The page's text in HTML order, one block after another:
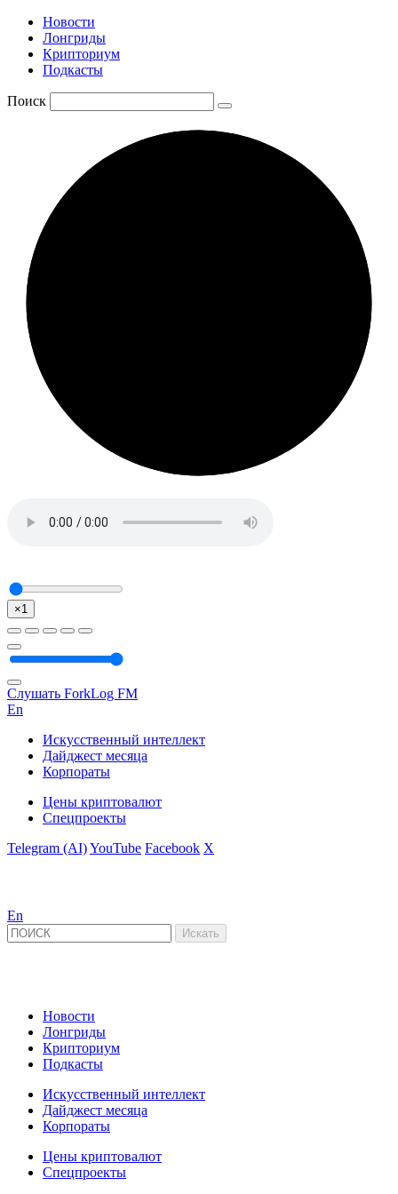
Новости
Лонгриды
Крипториум
Подкасты
Поиск
×1
Слушать ForkLog FM
En
Искусственный интеллект
Дайджест месяца
Корпораты
Цены криптовалют
Спецпроекты
Telegram (AI)YouTube Facebook X
En
Новости
Лонгриды
Крипториум
Подкасты
Искусственный интеллект
Дайджест месяца
Корпораты
Цены криптовалют
Спецпроекты